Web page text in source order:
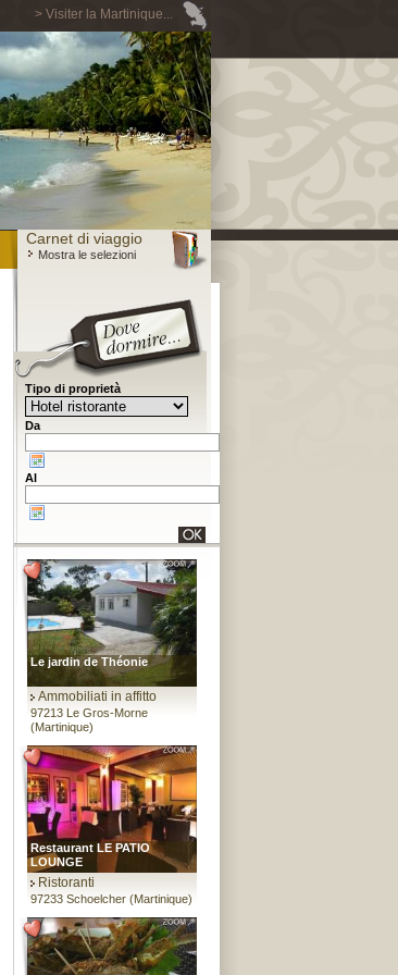
> Visiter la Martinique...
Carnet di viaggio
Mostra le selezioni
Tipo di proprietà
Da
Al
Le jardin de Théonie
Ammobiliati in affitto
97213 Le Gros-Morne
(Martinique)
Restaurant LE PATIO
LOUNGE
Ristoranti
97233 Schoelcher (Martinique)